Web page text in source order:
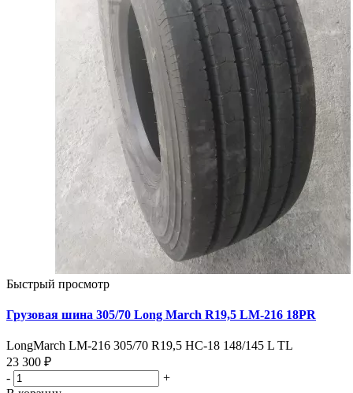
Быстрый просмотр
Грузовая шина 305/70 Long March R19,5 LM-216 18PR
LongMarch LM-216 305/70 R19,5 HC-18 148/145 L TL
23 300 ₽
-
+